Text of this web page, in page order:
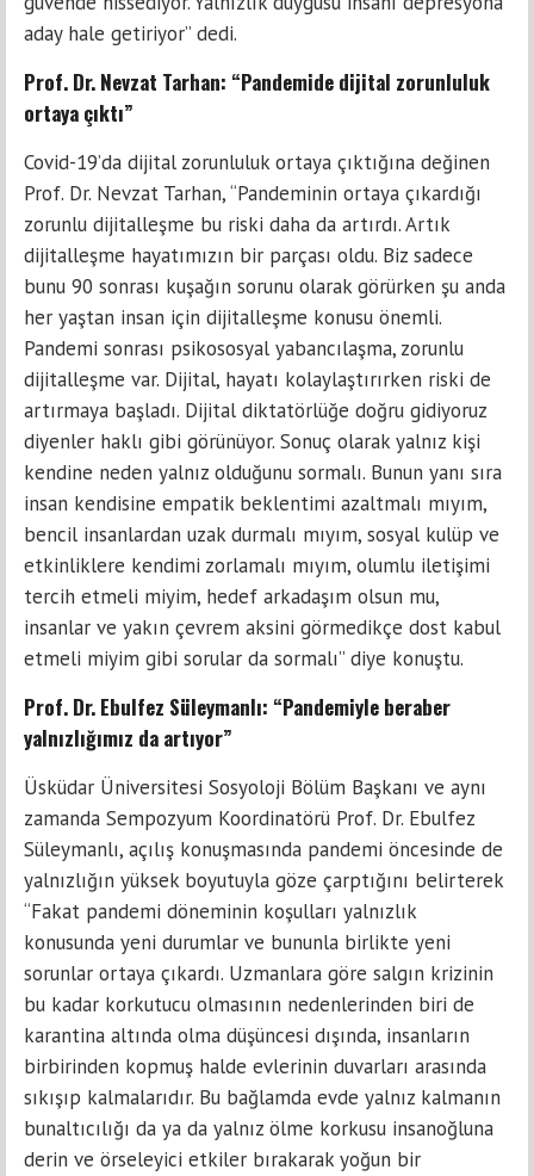
aday hale getiriyor” dedi.
Prof. Dr. Nevzat Tarhan: “Pandemide dijital zorunluluk
ortaya çıktı”
Covid-19’da dijital zorunluluk ortaya çıktığına değinen
Prof. Dr. Nevzat Tarhan, “Pandeminin ortaya çıkardığı
zorunlu dijitalleşme bu riski daha da artırdı. Artık
dijitalleşme hayatımızın bir parçası oldu. Biz sadece
bunu 90 sonrası kuşağın sorunu olarak görürken şu anda
her yaştan insan için dijitalleşme konusu önemli.
Pandemi sonrası psikososyal yabancılaşma, zorunlu
dijitalleşme var. Dijital, hayatı kolaylaştırırken riski de
artırmaya başladı. Dijital diktatörlüğe doğru gidiyoruz
diyenler haklı gibi görünüyor. Sonuç olarak yalnız kişi
kendine neden yalnız olduğunu sormalı. Bunun yanı sıra
insan kendisine empatik beklentimi azaltmalı mıyım,
bencil insanlardan uzak durmalı mıyım, sosyal kulüp ve
etkinliklere kendimi zorlamalı mıyım, olumlu iletişimi
tercih etmeli miyim, hedef arkadaşım olsun mu,
insanlar ve yakın çevrem aksini görmedikçe dost kabul
etmeli miyim gibi sorular da sormalı” diye konuştu.
Prof. Dr. Ebulfez Süleymanlı: “Pandemiyle beraber
yalnızlığımız da artıyor”
Üsküdar Üniversitesi Sosyoloji Bölüm Başkanı ve aynı
zamanda Sempozyum Koordinatörü Prof. Dr. Ebulfez
Süleymanlı, açılış konuşmasında pandemi öncesinde de
yalnızlığın yüksek boyutuyla göze çarptığını belirterek
“Fakat pandemi döneminin koşulları yalnızlık
konusunda yeni durumlar ve bununla birlikte yeni
sorunlar ortaya çıkardı. Uzmanlara göre salgın krizinin
bu kadar korkutucu olmasının nedenlerinden biri de
karantina altında olma düşüncesi dışında, insanların
birbirinden kopmuş halde evlerinin duvarları arasında
sıkışıp kalmalarıdır. Bu bağlamda evde yalnız kalmanın
bunaltıcılığı da ya da yalnız ölme korkusu insanoğluna
derin ve örseleyici etkiler bırakarak yoğun bir